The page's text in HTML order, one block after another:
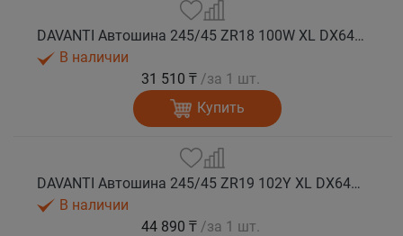
DAVANTI Автошина 245/45 ZR18 100W XL DX640 RPR лето (Таиланд)
В наличии
31 510 ₸ /за 1 шт.
Купить
DAVANTI Автошина 245/45 ZR19 102Y XL DX640 RPR лето (Таиланд)
В наличии
44 890 ₸ /за 1 шт.